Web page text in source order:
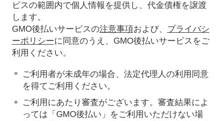
ビスの範囲内で個人情報を提供し、代金債権を譲渡
します。
GMO後払いサービスの注意事項および、 プライバシ
ーポリシーに同意のうえ、GMO後払いサービスをご
利用ください。
ご利用者が未成年の場合、法定代理人の利用同意
を得てご利用ください。
ご利用にあたり審査がございます。審査結果によ
っては「GMO後払い」をご利用いただけない場